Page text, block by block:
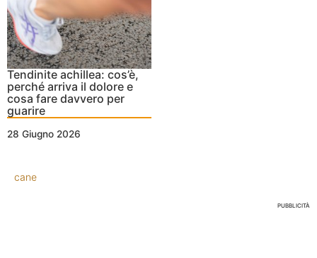
Tendinite achillea: cos’è,
perché arriva il dolore e
cosa fare davvero per
guarire
28 Giugno 2026
cane
PUBBLICITÀ